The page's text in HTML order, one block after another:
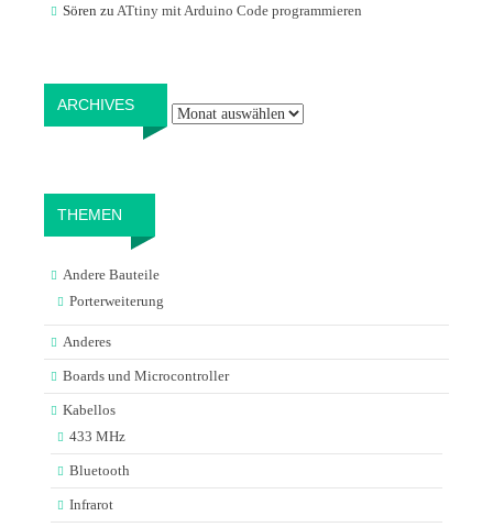
Sören zu ATtiny mit Arduino Code programmieren
ARCHIVES
THEMEN
Andere Bauteile
Porterweiterung
Anderes
Boards und Microcontroller
Kabellos
433 MHz
Bluetooth
Infrarot